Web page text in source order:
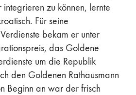
integrieren zu können, lernte
Für seine
bekam er unter
das Goldene
um die Republik
den Goldenen Rathausmann
Beginn an war der frisch